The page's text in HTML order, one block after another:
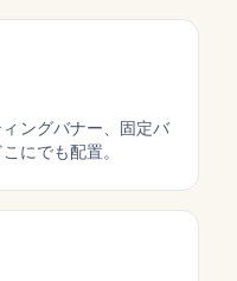
ングバナー、固定バ
にでも配置。